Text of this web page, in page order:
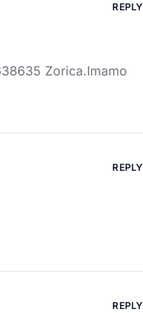
Zorica.Imamo
REPLY
REPLY
REPLY